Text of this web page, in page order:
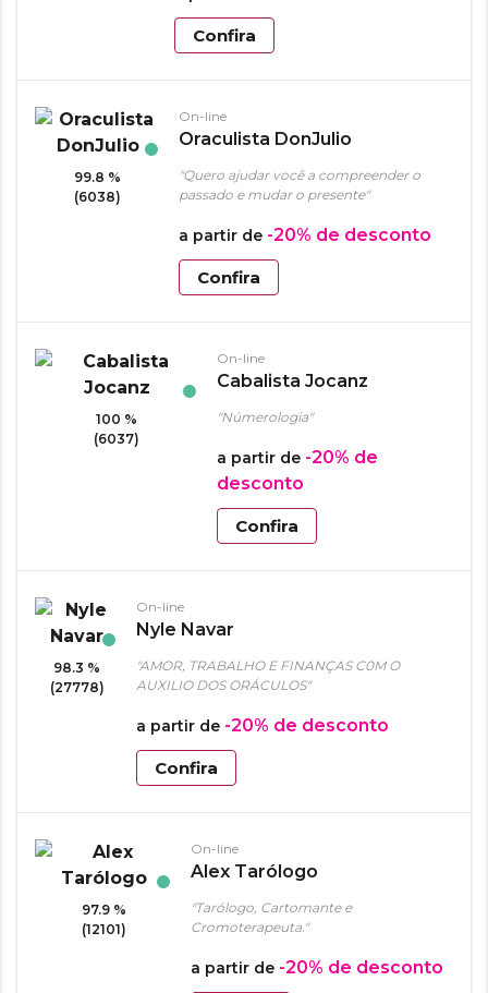
Confira
99.8 %
(6038)
On-line
Oraculista DonJulio
"Quero ajudar você a compreender o
passado e mudar o presente"
a partir de -20% de desconto
Confira
100 %
(6037)
On-line
Cabalista Jocanz
"Númerologia"
a partir de -20% de
desconto
Confira
98.3 %
(27778)
On-line
Nyle Navar
"AMOR, TRABALHO E FINANÇAS C0M O
AUXILIO DOS ORÁCULOS"
a partir de -20% de desconto
Confira
97.9 %
(12101)
On-line
Alex Tarólogo
"Tarólogo, Cartomante e
Cromoterapeuta."
a partir de -20% de desconto